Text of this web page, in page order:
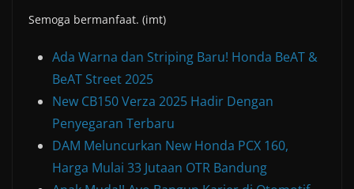
Semoga bermanfaat. (imt)
Ada Warna dan Striping Baru! Honda BeAT &
BeAT Street 2025
New CB150 Verza 2025 Hadir Dengan
Penyegaran Terbaru
DAM Meluncurkan New Honda PCX 160,
Harga Mulai 33 Jutaan OTR Bandung